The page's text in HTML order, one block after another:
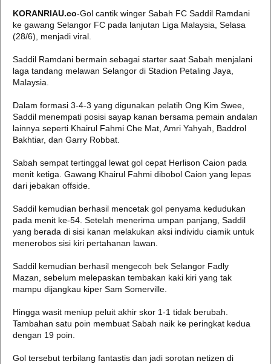
KORANRIAU.co-Gol cantik winger Sabah FC Saddil Ramdani
ke gawang Selangor FC pada lanjutan Liga Malaysia, Selasa
(28/6), menjadi viral.
Saddil Ramdani bermain sebagai starter saat Sabah menjalani
laga tandang melawan Selangor di Stadion Petaling Jaya,
Malaysia.
Dalam formasi 3-4-3 yang digunakan pelatih Ong Kim Swee,
Saddil menempati posisi sayap kanan bersama pemain andalan
lainnya seperti Khairul Fahmi Che Mat, Amri Yahyah, Baddrol
Bakhtiar, dan Garry Robbat.
Sabah sempat tertinggal lewat gol cepat Herlison Caion pada
menit ketiga. Gawang Khairul Fahmi dibobol Caion yang lepas
dari jebakan offside.
Saddil kemudian berhasil mencetak gol penyama kedudukan
pada menit ke-54. Setelah menerima umpan panjang, Saddil
yang berada di sisi kanan melakukan aksi individu ciamik untuk
menerobos sisi kiri pertahanan lawan.
Saddil kemudian berhasil mengecoh bek Selangor Fadly
Mazan, sebelum melepaskan tembakan kaki kiri yang tak
mampu dijangkau kiper Sam Somerville.
Hingga wasit meniup peluit akhir skor 1-1 tidak berubah.
Tambahan satu poin membuat Sabah naik ke peringkat kedua
dengan 19 poin.
Gol tersebut terbilang fantastis dan jadi sorotan netizen di